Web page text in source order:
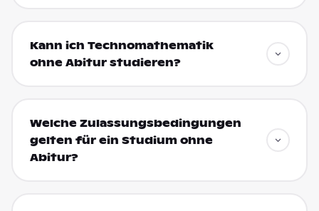
Kann ich Technomathematik
ohne Abitur studieren?
Welche Zulassungsbedingungen
gelten für ein Studium ohne
Abitur?